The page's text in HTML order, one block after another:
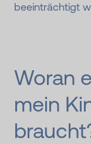
beeinträchtigt
Woran
mein